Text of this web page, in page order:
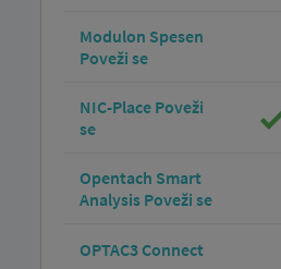
Modulon Spesen
Poveži se
NIC-Place Poveži
se
Opentach Smart
Analysis Poveži se
OPTAC3 Connect